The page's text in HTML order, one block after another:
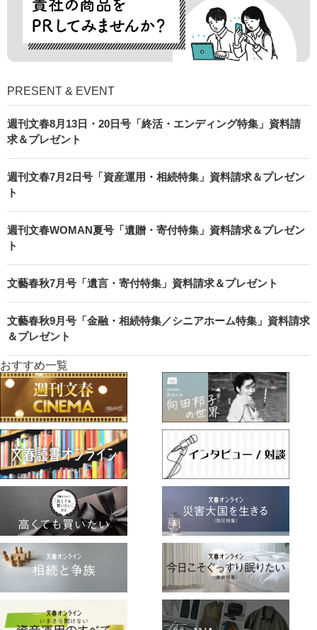
PRESENT & EVENT
週刊文春8月13日・20日号「終活・エンディング特集」資料請
求＆プレゼント
週刊文春7月2日号「資産運用・相続特集」資料請求＆プレゼン
ト
週刊文春WOMAN夏号「遺贈・寄付特集」資料請求＆プレゼン
ト
文藝春秋7月号「遺言・寄付特集」資料請求＆プレゼント
文藝春秋9月号「金融・相続特集／シニアホーム特集」資料請求
＆プレゼント
おすすめ一覧